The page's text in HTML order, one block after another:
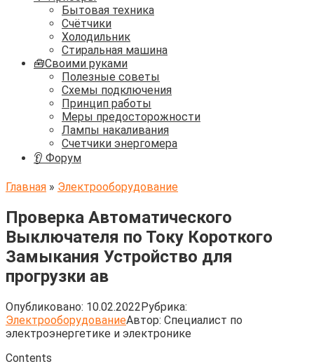
Бытовая техника
Счётчики
Холодильник
Стиральная машина
🧰Своими руками
Полезные советы
Схемы подключения
Принцип работы
Меры предосторожности
Лампы накаливания
Счетчики энергомера
👂 Форум
Главная » Электрооборудование
Проверка Автоматического
Выключателя по Току Короткого
Замыкания Устройство для
прогрузки ав
Опубликовано: 10.02.2022Рубрика:
ЭлектрооборудованиеАвтор: Cпециалист по
электроэнергетике и электронике
Contents